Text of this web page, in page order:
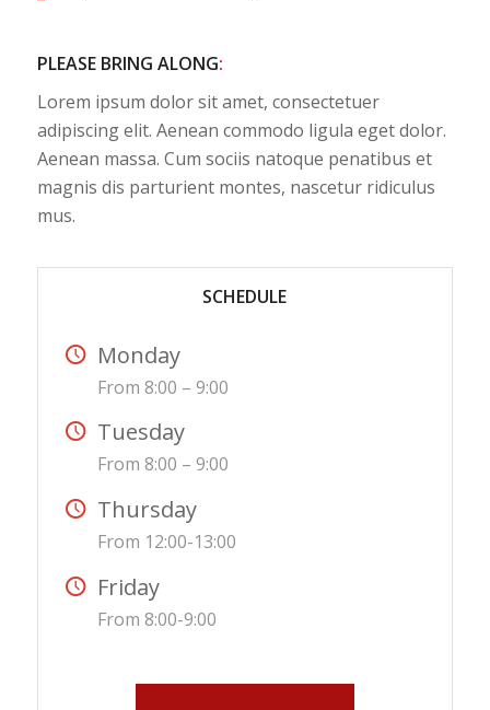
PLEASE BRING ALONG:
Lorem ipsum dolor sit amet, consectetuer
adipiscing elit. Aenean commodo ligula eget dolor.
Aenean massa. Cum sociis natoque penatibus et
magnis dis parturient montes, nascetur ridiculus
mus.
SCHEDULE
Monday
From 8:00 – 9:00
Tuesday
From 8:00 – 9:00
Thursday
From 12:00-13:00
Friday
From 8:00-9:00